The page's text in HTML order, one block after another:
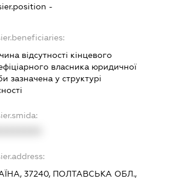
-
відсутності кінцевого
власника юридичної
зазначена у структурі
37240, ПОЛТАВСЬКА ОБЛ.,